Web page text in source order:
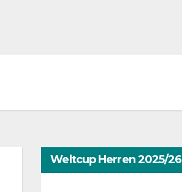
Weltcup Herren 2025/26